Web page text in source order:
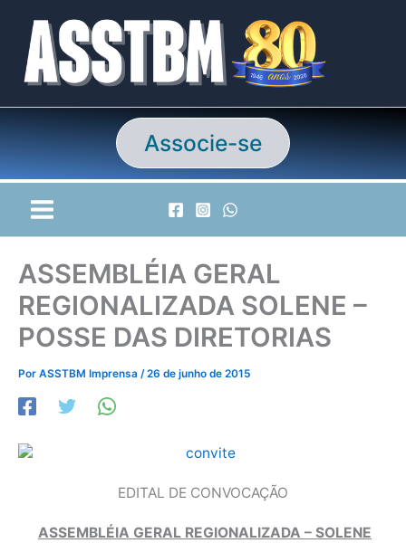
conteúdo
Associe-se
ASSEMBLÉIA GERAL
REGIONALIZADA SOLENE –
POSSE DAS DIRETORIAS
Por ASSTBM Imprensa /26 de junho de 2015
EDITAL DE CONVOCAÇÃO
ASSEMBLÉIA GERAL REGIONALIZADA – SOLENE